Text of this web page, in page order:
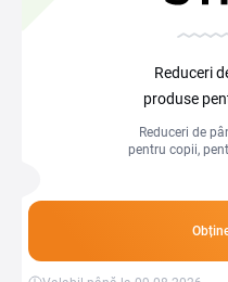
Reduceri
produse
Reduceri de
pentru copii,